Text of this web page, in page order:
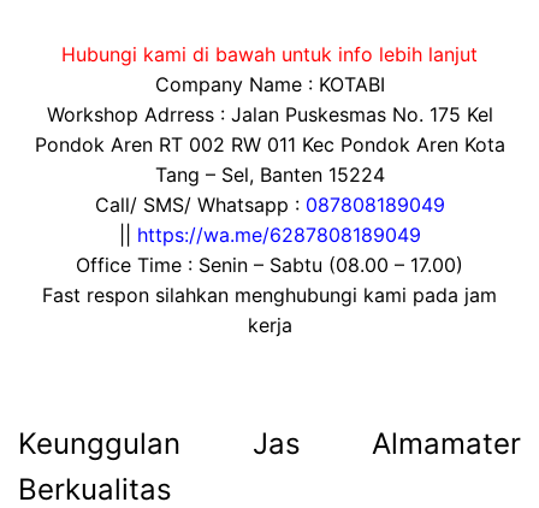
Hubungi kami di bawah untuk info lebih lanjut
Company Name : KOTABI
Workshop Adrress : Jalan Puskesmas No. 175 Kel
Pondok Aren RT 002 RW 011 Kec Pondok Aren Kota
Tang – Sel, Banten 15224
Call/ SMS/ Whatsapp : 087808189049
https://wa.me/6287808189049
Office Time : Senin – Sabtu (08.00 – 17.00)
Fast respon silahkan menghubungi kami pada jam
kerja
Keunggulan Jas Almamater
Berkualitas